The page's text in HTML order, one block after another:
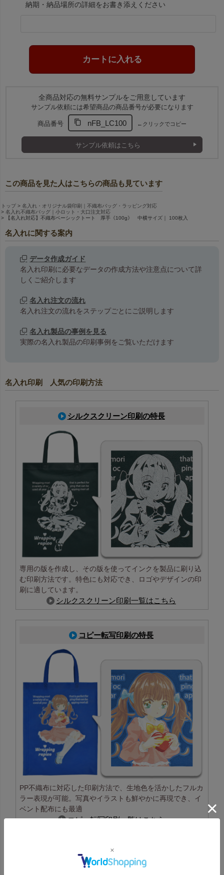
納期・納品場所の詳細をお書き添えください
全商品対応の無料サンプルをご用意しています
サンプル依頼には希望商品の商品番号が必要になります
商品番号 nFB_LC100 ←クリックでコピー
サンプル依頼はこちら
この商品を見た人はこちらの商品も見ています
トップ
名入れ・オリジナル袋印刷｜不織布バッグ・ラッピング対応
名入れ不織布バッグ｜小ロット・大口注文対応
【名入れ対応】不織布ベーシックトート 厚手《100g》 中横サイズ｜ 100枚入
名入れに関する案内
データ作成ガイド
名入れ印刷に必要なデータの作成方法や注意点について詳
しくご紹介します
名入れ注文の流れ
名入れ注文の流れをステップごとにご説明します
名入れ製品の事例を見る
実際の名入れ製品の印刷事例をご覧いただけます
名入れ印刷 人気の印刷方法
シルクスクリーン印刷の特長
専用の版を作成し、その版を使ってインクを製品に刷り込
む印刷方法です。特色にも対応でき、ロゴやデザインの印
刷に適しています。
シルクスクリーン印刷一覧はこちら
コピー転写印刷の特長
PP不織布に対応した印刷方法で、生地色を活かしたフルカ
ラー表現が可能。写真やイラストも鮮やかに再現でき、イ
ベント配布にも最適
コピー転写印刷一覧はこちら
高温転写印刷の特長